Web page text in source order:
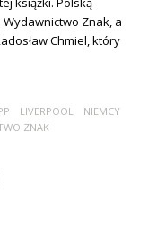
Wydawnictwo Znak, a
Chmiel, który
LIVERPOOL
NIEMCY
ZNAK